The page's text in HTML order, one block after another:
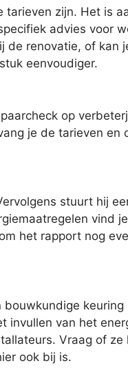
zijn. Het is
advies voor
de renovatie, of kan
eenvoudiger.
op
je de tarieven en
stuurt hij
vind
het rapport nog
invullen van het
Vraag of ze
ook bij is.